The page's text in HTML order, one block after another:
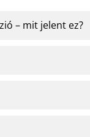
– mit jelent ez?